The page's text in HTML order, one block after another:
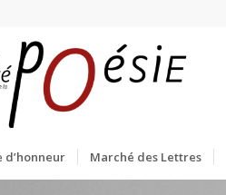
d’honneur Marché des Lettres